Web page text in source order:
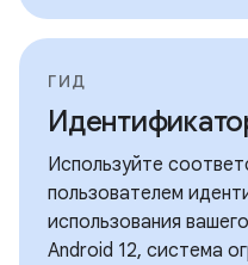
ГИД
Используйте
пользователем
использования
Android 12, система